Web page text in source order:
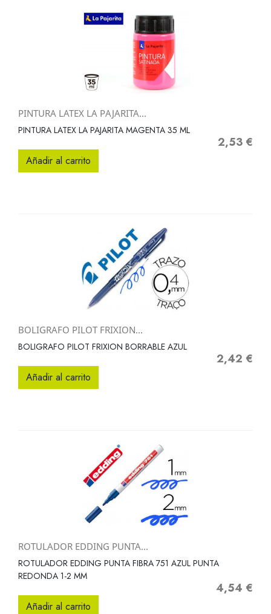
PINTURA LATEX LA PAJARITA...
PINTURA LATEX LA PAJARITA MAGENTA 35 ML
Precio
2,53 €
Añadir al carrito
BOLIGRAFO PILOT FRIXION...
BOLIGRAFO PILOT FRIXION BORRABLE AZUL
Precio
2,42 €
Añadir al carrito
ROTULADOR EDDING PUNTA...
ROTULADOR EDDING PUNTA FIBRA 751 AZUL PUNTA
REDONDA 1-2 MM
Precio
4,54 €
Añadir al carrito